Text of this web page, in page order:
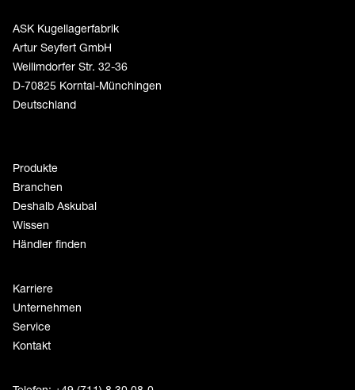
ASK Kugellagerfabrik
Artur Seyfert GmbH
Weilimdorfer Str. 32-36
D-70825 Korntal-Münchingen
Deutschland
Produkte
Branchen
Deshalb Askubal
Wissen
Händler finden
Karriere
Unternehmen
Service
Kontakt